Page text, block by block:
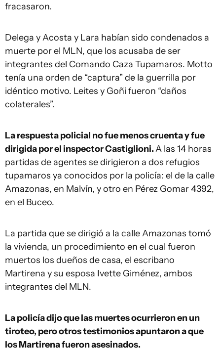
fracasaron.
Delega y Acosta y Lara habían sido condenados a
muerte por el MLN, que los acusaba de ser
integrantes del Comando Caza Tupamaros. Motto
tenía una orden de “captura” de la guerrilla por
idéntico motivo. Leites y Goñi fueron “daños
colaterales”.
La respuesta policial no fue menos cruenta y fue
dirigida por el inspector Castiglioni.A las 14 horas
partidas de agentes se dirigieron a dos refugios
tupamaros ya conocidos por la policía: el de la calle
Amazonas, en Malvín, y otro en Pérez Gomar 4392,
en el Buceo.
La partida que se dirigió a la calle Amazonas tomó
la vivienda, un procedimiento en el cual fueron
muertos los dueños de casa, el escribano
Martirena y su esposa Ivette Giménez, ambos
integrantes del MLN.
La policía dijo que las muertes ocurrieron en un
tiroteo, pero otros testimonios apuntaron a que
los Martirena fueron asesinados.